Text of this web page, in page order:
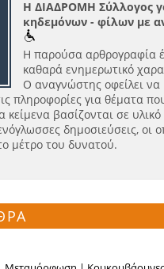
Η ΔΙΑΔΡΟΜΗ Σύλλογος
κηδεμόνων - φίλων με
Η παρούσα αρθρογραφία
καθαρά ενημερωτικό
Ο αναγνώστης οφείλει να
πληροφορίες για θέματα
κείμενα βασίζονται σε
δημοσιεύσεις, οι
μέτρο του δυνατού.